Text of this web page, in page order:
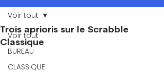
Voir tout
BUREAU
CLASSIQUE
Voir tout
Trois aprioris sur le Scrabble
Classique